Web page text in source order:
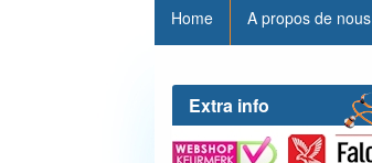
Home A propos de nous
Extra info